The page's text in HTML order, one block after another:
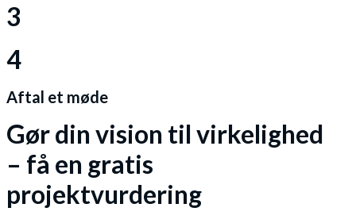
3
4
Aftal et møde
Gør din vision til virkelighed
– få en gratis
projektvurdering